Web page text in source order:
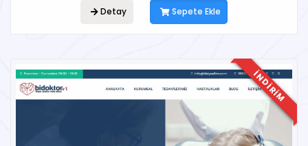
Detay Sepete Ekle
INDIRIM